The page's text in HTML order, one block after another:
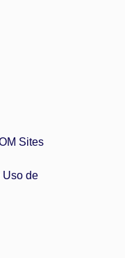
Sites
Uso de